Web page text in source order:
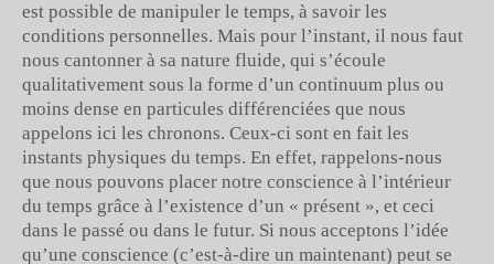
est possible de manipuler le temps, à savoir les
conditions personnelles. Mais pour l’instant, il nous faut
nous cantonner à sa nature fluide, qui s’écoule
qualitativement sous la forme d’un continuum plus ou
moins dense en particules différenciées que nous
appelons ici les chronons. Ceux-ci sont en fait les
instants physiques du temps. En effet, rappelons-nous
que nous pouvons placer notre conscience à l’intérieur
du temps grâce à l’existence d’un « présent », et ceci
dans le passé ou dans le futur. Si nous acceptons l’idée
qu’une conscience (c’est-à-dire un maintenant) peut se